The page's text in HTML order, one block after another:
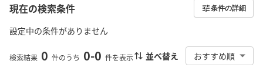
現在の検索条件 条件の詳細
設定中の条件がありません
検索結果 0 件のうち 0-0 件を表示 並べ替え おすすめ順